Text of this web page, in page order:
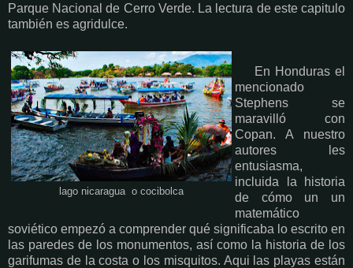
Parque Nacional de Cerro Verde. La lectura de este capitulo
también es agridulce.
lago nicaragua o cocibolca
En Honduras el
mencionado
Stephens se
maravilló con
Copan. A nuestro
autores les
entusiasma,
incluida la historia
de cómo un un
matemático
soviético empezó a comprender qué significaba lo escrito en
las paredes de los monumentos, así como la historia de los
garifumas de la costa o los misquitos. Aqui las playas están